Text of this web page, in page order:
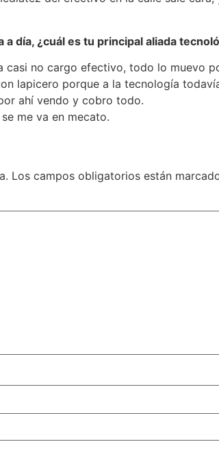
día, ¿cuál es tu principal aliada
casi no cargo efectivo, todo lo muevo
lapicero porque a la tecnología
ahí vendo y cobro todo.
me va en mecato.
Los campos obligatorios están